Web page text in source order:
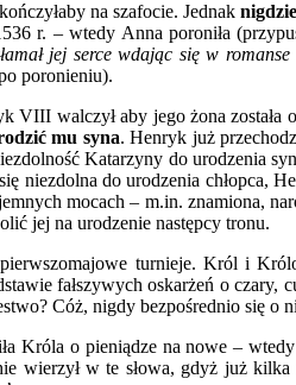
na szafocie. Jednak
r. – wtedy Anna poroniła
jej serce wdając się w
poronieniu).
VIII walczył aby jego żona
mu syna. Henryk już
Katarzyny do urodzenia
do urodzenia chłopca,
mocach – m.in. znamiona,
jej na urodzenie następcy tronu.
turnieje. Król i
fałszywych oskarżeń o
Cóż, nigdy bezpośrednio się o
Króla o pieniądze na nowe –
wierzył w te słowa, gdyż już